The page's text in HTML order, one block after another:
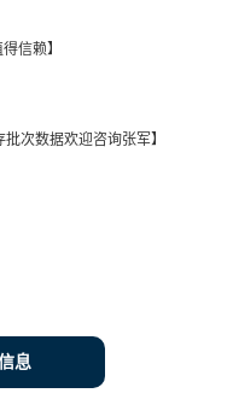
信赖】
次数据欢迎咨询张军】
息